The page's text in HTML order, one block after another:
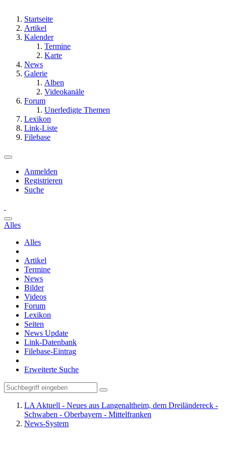
Startseite
Artikel
Kalender
Termine
Karte
News
Galerie
Alben
Videokanäle
Forum
Unerledigte Themen
Lexikon
Link-Liste
Filebase
Anmelden
Registrieren
Suche
Alles
Alles
Artikel
Termine
News
Bilder
Videos
Forum
Lexikon
Seiten
News Update
Link-Datenbank
Filebase-Eintrag
Erweiterte Suche
LA Aktuell - Neues aus Langenaltheim, dem Dreiländereck -
Schwaben - Oberbayern - Mittelfranken
News-System